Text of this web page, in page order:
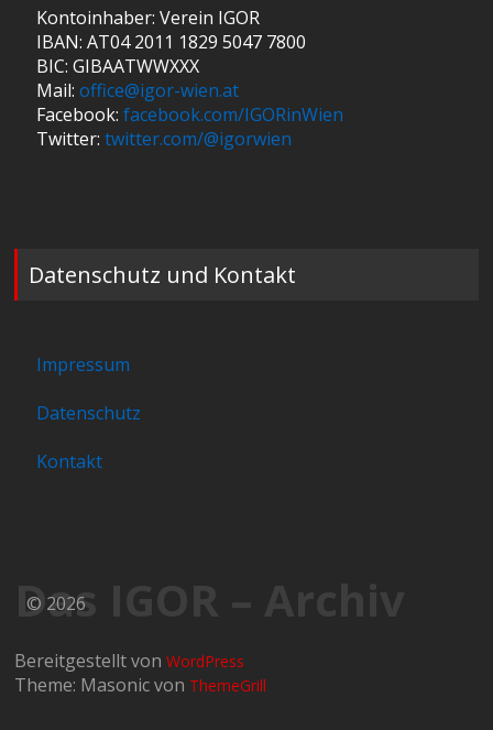
Kontoinhaber: Verein IGOR
IBAN: AT04 2011 1829 5047 7800
BIC: GIBAATWWXXX
Mail:office@igor-wien.at
Facebook:facebook.com/IGORinWien
Twitter:twitter.com/@igorwien
Datenschutz und Kontakt
Impressum
Datenschutz
Kontakt
Das IGOR – Archiv
© 2026
Bereitgestellt vonWordPress
Theme: Masonic von ThemeGrill